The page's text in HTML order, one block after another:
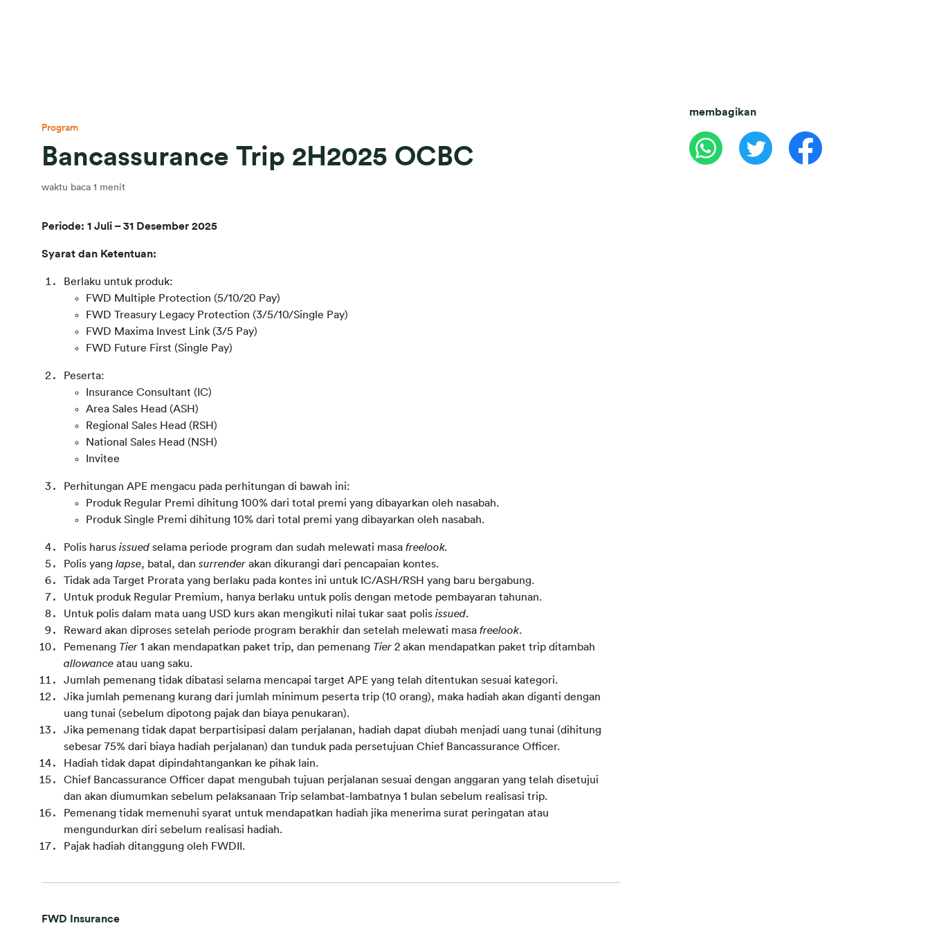
Program
Bancassurance Trip 2H2025 OCBC
waktu baca 1 menit
Periode: 1 Juli – 31 Desember 2025
Syarat dan Ketentuan:
Berlaku untuk produk:
FWD Multiple Protection (5/10/20 Pay)
FWD Treasury Legacy Protection (3/5/10/Single Pay)
FWD Maxima Invest Link (3/5 Pay)
FWD Future First (Single Pay)
Peserta:
Insurance Consultant (IC)
Area Sales Head (ASH)
Regional Sales Head (RSH)
National Sales Head (NSH)
Invitee
Perhitungan APE mengacu pada perhitungan di bawah ini:
Produk Regular Premi dihitung 100% dari total premi yang dibayarkan oleh nasabah.
Produk Single Premi dihitung 10% dari total premi yang dibayarkan oleh nasabah.
Polis harus issued selama periode program dan sudah melewati masa freelook.
Polis yang lapse, batal, dan surrender akan dikurangi dari pencapaian kontes.
Tidak ada Target Prorata yang berlaku pada kontes ini untuk IC/ASH/RSH yang baru bergabung.
Untuk produk Regular Premium, hanya berlaku untuk polis dengan metode pembayaran tahunan.
Untuk polis dalam mata uang USD kurs akan mengikuti nilai tukar saat polis issued.
Reward akan diproses setelah periode program berakhir dan setelah melewati masa freelook.
Pemenang Tier 1 akan mendapatkan paket trip, dan pemenang Tier
allowance atau uang saku.
Jumlah pemenang tidak dibatasi selama mencapai target APE yang telah ditentukan sesuai kategori.
Jika jumlah pemenang kurang dari jumlah minimum peserta trip (10 orang), maka hadiah akan diganti dengan
uang tunai (sebelum dipotong pajak dan biaya penukaran).
Jika pemenang tidak dapat berpartisipasi dalam perjalanan, hadiah dapat diubah menjadi uang tunai (dihitung
sebesar 75% dari biaya hadiah perjalanan) dan tunduk pada persetujuan Chief Bancassurance Officer.
Hadiah tidak dapat dipindahtangankan ke pihak lain.
Chief Bancassurance Officer dapat mengubah tujuan perjalanan sesuai dengan anggaran yang telah disetujui
dan akan diumumkan sebelum pelaksanaan Trip selambat-lambatnya 1 bulan sebelum realisasi trip.
Pemenang tidak memenuhi syarat untuk mendapatkan hadiah jika menerima surat peringatan atau
mengundurkan diri sebelum realisasi hadiah.
Pajak hadiah ditanggung oleh FWDII.
FWD Insurance
membagikan